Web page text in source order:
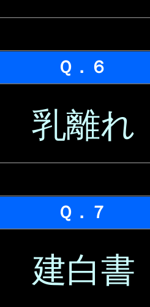
Ｑ．６
乳離れ
Ｑ．７
建白書